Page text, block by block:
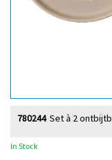
Set à 2
780244
In Stock